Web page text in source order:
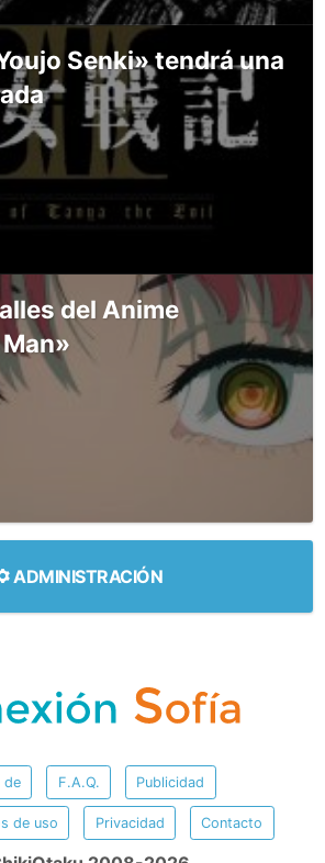
Senki» tendrá una
del Anime
ADMINISTRACIÓN
de F.A.Q. Publicidad
de uso Privacidad Contacto